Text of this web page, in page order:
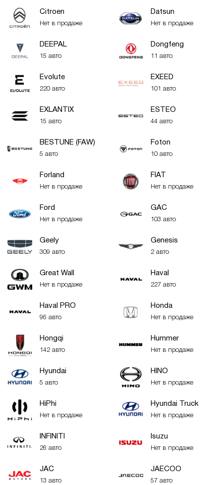
Citroen
Нет в продаже
Datsun
Нет в продаже
DEEPAL
15 авто
Dongfeng
11 авто
Evolute
220 авто
EXEED
101 авто
EXLANTIX
15 авто
ESTEO
44 авто
BESTUNE (FAW)
5 авто
Foton
10 авто
Forland
Нет в продаже
FIAT
Нет в продаже
Ford
Нет в продаже
GAC
103 авто
Geely
309 авто
Genesis
2 авто
Great Wall
Нет в продаже
Haval
227 авто
Haval PRO
96 авто
Honda
Нет в продаже
Hongqi
142 авто
Hummer
Нет в продаже
Hyundai
5 авто
HINO
Нет в продаже
HiPhi
Нет в продаже
Hyundai Truck
Нет в продаже
INFINITI
26 авто
Isuzu
Нет в продаже
JAC
13 авто
JAECOO
57 авто